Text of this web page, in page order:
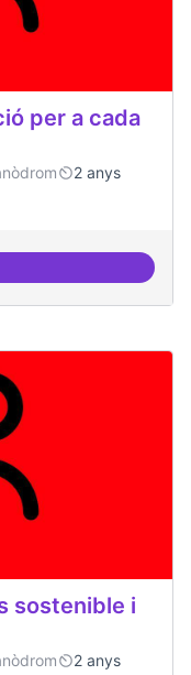
per a cada
2 anys
Presentació per
sostenible i
2 anys